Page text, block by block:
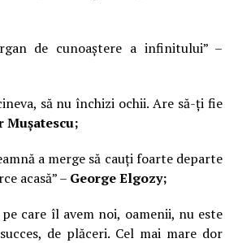
de cunoaștere a infinitului” –
să nu închizi ochii. Are să-ți fie
Mușatescu;
a merge să cauți foarte departe
acasă” – George Elgozy;
care îl avem noi, oamenii, nu este
de plăceri. Cel mai mare dor